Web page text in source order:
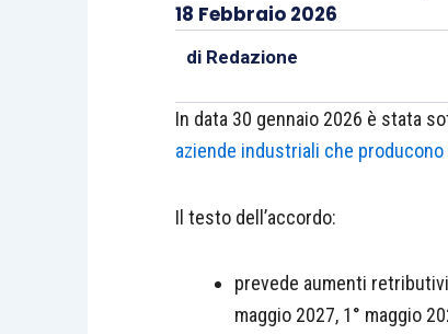
18 Febbraio 2026
di Redazione
In data 30 gennaio 2026 è stata
aziende industriali che
Il testo dell’accordo:
prevede aumenti
maggio 2027, 1° maggio